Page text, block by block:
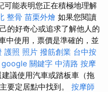
可能表明您正在積極地理解
整骨 苗栗外燴 如果您閱讀
的好奇心或追求了解他人的
中使用，票價是準確的，並
護照 照片 撥筋創業 台中按
google 關鍵字 中清路 按摩
議使用汽車或踏板車（拖
要定居點中找到。 按摩師